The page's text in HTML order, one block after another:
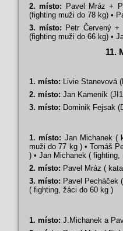
2. místo: Pavel Mráz +
(fighting muži do 78 kg) •
3. místo: Petr Červený +
(fighting muži do 66 kg) •
11.
1. místo: Livie Stanevová
2. místo: Jan Kameník
3. místo: Dominik Fejsak
1. místo: Jan Michanek (
muži do 77 kg ) • Tomáš
) • Jan Michanek (
2. místo: Pavel Mráz (
3. místo: Pavel Pecháček
( fighting, žáci do 60 kg )
1. místo: J.Michanek a